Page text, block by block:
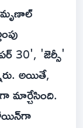
30', 'జెర్సీ'
అయితే,
మార్చేసింది.